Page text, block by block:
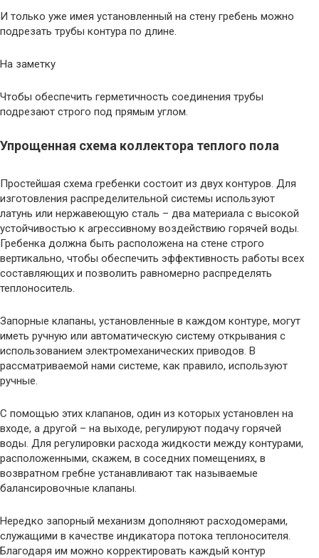
И только уже имея установленный на стену гребень можно
подрезать трубы контура по длине.
На заметку
Чтобы обеспечить герметичность соединения трубы
подрезают строго под прямым углом.
Упрощенная схема коллектора теплого пола
Простейшая схема гребенки состоит из двух контуров. Для
изготовления распределительной системы используют
латунь или нержавеющую сталь – два материала с высокой
устойчивостью к агрессивному воздействию горячей воды.
Гребенка должна быть расположена на стене строго
вертикально, чтобы обеспечить эффективность работы всех
составляющих и позволить равномерно распределять
теплоноситель.
Запорные клапаны, установленные в каждом контуре, могут
иметь ручную или автоматическую систему открывания с
использованием электромеханических приводов. В
рассматриваемой нами системе, как правило, используют
ручные.
С помощью этих клапанов, один из которых установлен на
входе, а другой – на выходе, регулируют подачу горячей
воды. Для регулировки расхода жидкости между контурами,
расположенными, скажем, в соседних помещениях, в
возвратном гребне устанавливают так называемые
балансировочные клапаны.
Нередко запорный механизм дополняют расходомерами,
служащими в качестве индикатора потока теплоносителя.
Благодаря им можно корректировать каждый контур